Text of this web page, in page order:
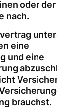
oder der
nach.
eine
und eine
brauchst.